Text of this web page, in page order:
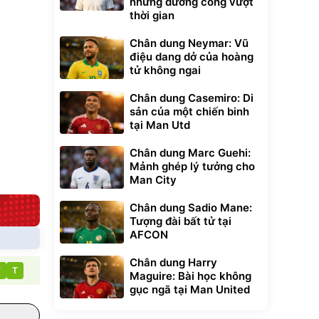
Bụi Lau
-
Vali Bamozo
Khung Nhôm
20/24/28 Cao Cấp
825.000đ
Flash Sale
Lót ghế ôtô, nâng
lưng chống nóng
giúp thoải mái
trong di chuyển
295.000đ
Đã bán nhiều
T
thời gian
Chân dung Neymar: Vũ
điệu dang dở của hoàng
tử không ngai
Chân dung Casemiro: Di
sản của một chiến binh
tại Man Utd
Chân dung Marc Guehi:
Mảnh ghép lý tưởng cho
Man City
Chân dung Sadio Mane:
Tượng đài bất tử tại
AFCON
Chân dung Harry
Maguire: Bài học không
gục ngã tại Man United